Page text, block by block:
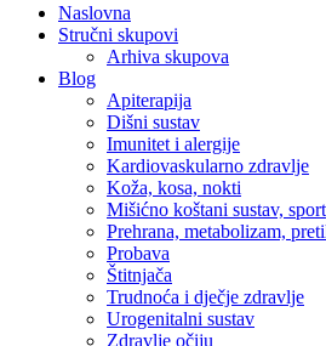
Naslovna
Stručni skupovi
Arhiva skupova
Blog
Apiterapija
Dišni sustav
Imunitet i alergije
Kardiovaskularno zdravlje
Koža, kosa, nokti
Mišićno koštani sustav, sport
Prehrana, metabolizam,
Probava
Štitnjača
Trudnoća i dječje zdravlje
Urogenitalni sustav
Zdravlje očiju